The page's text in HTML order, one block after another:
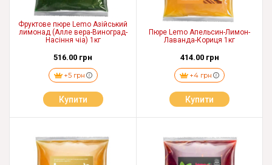
Фруктове пюре Lemo Азійський
лимонад (Алле вера-Виноград-
Насіння чіа) 1кг
516.00 грн
+5 грн
Купити
Пюре Lemo Апельсин-Лимон-
Лаванда-Кориця 1кг
414.00 грн
+4 грн
Купити